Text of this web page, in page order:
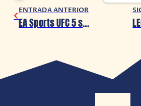
ENTRADA ANTERIOR
EA Sports UFC 5 se muestra más a fondo en un nuevo vídeo